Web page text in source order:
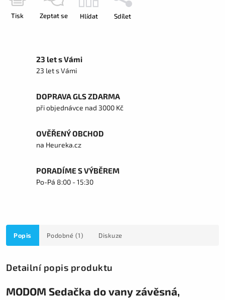
Tisk Zeptat se Hlídat Sdílet
23 let s Vámi
23 let s Vámi
DOPRAVA GLS ZDARMA
při objednávce nad 3000 Kč
OVĚŘENÝ OBCHOD
na Heureka.cz
PORADÍME S VÝBĚREM
Po-Pá 8:00 - 15:30
Popis Podobné (1) Diskuze
Detailní popis produktu
MODOM Sedačka do vany závěsná,